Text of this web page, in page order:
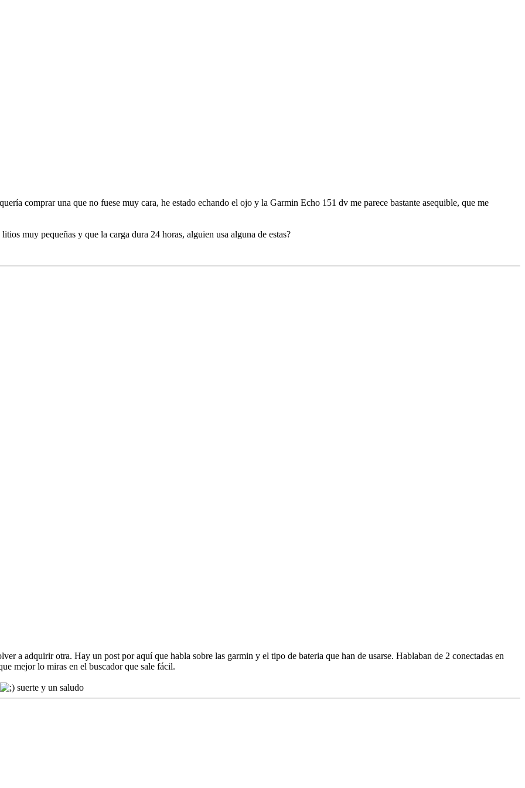
comprar una que no fuese muy cara, he estado echando el ojo y la Garmin Echo 151 dv me parece bastante asequible, que me
muy pequeñas y que la carga dura 24 horas, alguien usa alguna de estas?
a adquirir otra. Hay un post por aquí que habla sobre las garmin y el tipo de bateria que han de usarse. Hablaban de 2 conectadas en
mejor lo miras en el buscador que sale fácil.
suerte y un saludo